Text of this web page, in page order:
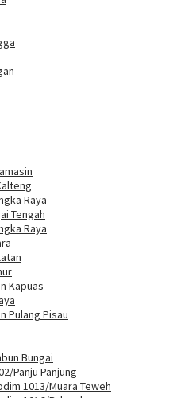
Raya
Tengah
Raya
Kapuas
Pulang Pisau
Bungai
Panju Panjung
1013/Muara Teweh